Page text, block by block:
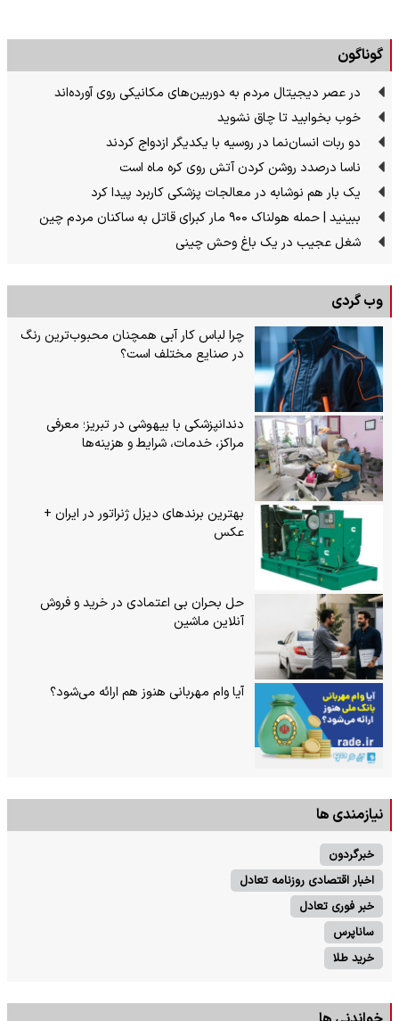
گوناگون
در عصر دیجیتال مردم به دوربین‌های مکانیکی روی آورده‌اند
خوب بخوابید تا چاق نشوید
دو ربات انسان‌نما در روسیه با یکدیگر ازدواج کردند
ناسا درصدد روشن کردن آتش روی کره ماه است
یک بار هم نوشابه در معالجات پزشکی کاربرد پیدا کرد
ببینید | حمله هولناک ۹۰۰ مار کبرای قاتل به ساکنان مردم چین
شغل عجیب در یک باغ وحش چینی
وب گردی
چرا لباس کار آبی همچنان محبوب‌ترین رنگ
در صنایع مختلف است؟
دندانپزشکی با بیهوشی در تبریز؛ معرفی
مراکز، خدمات، شرایط و هزینه‌ها
بهترین برندهای دیزل ژنراتور در ایران +
عکس
حل بحران بی‌ اعتمادی در خرید و فروش
آنلاین ماشین
آیا وام مهربانی هنوز هم ارائه می‌شود؟
نیازمندی ها
خبرگردون
اخبار اقتصادی روزنامه تعادل
خبر فوری تعادل
ساناپرس
خرید طلا